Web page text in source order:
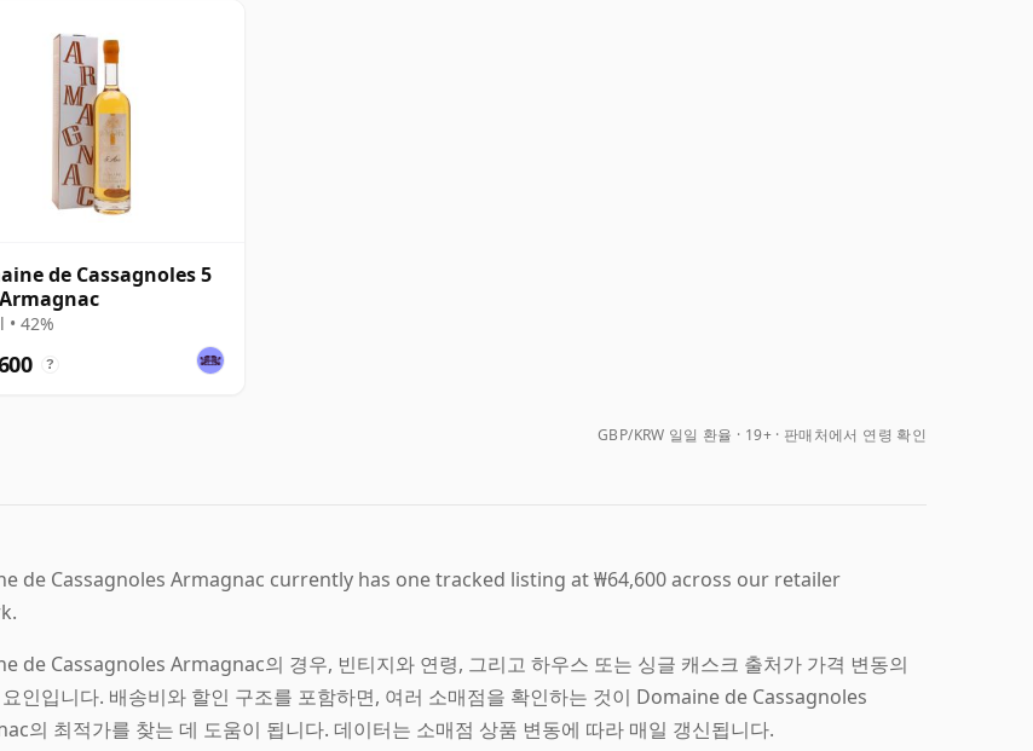
de Cassagnoles 5
• 42%
?
GBP/KRW 일일 환율 19+ · 판매처에서 연령 확인
de Cassagnoles Armagnac currently has one tracked listing at ₩64,600 across our retailer
de Cassagnoles Armagnac의 경우, 빈티지와 연령, 그리고 하우스 또는 싱글 캐스크 출처가 가격 변동의
인입니다. 배송비와 할인 구조를 포함하면, 여러 소매점을 확인하는 것이 Domaine de Cassagnoles
의 최적가를 찾는 데 도움이 됩니다. 데이터는 소매점 상품 변동에 따라 매일 갱신됩니다.